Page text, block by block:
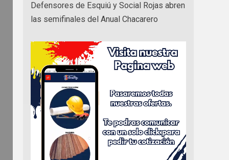
Defensores de Esquiú y Social Rojas abren
las semifinales del Anual Chacarero